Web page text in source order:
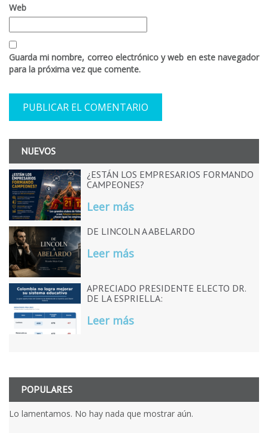
Web
Guarda mi nombre, correo electrónico y web en este navegador
para la próxima vez que comente.
NUEVOS
¿ESTÁN LOS EMPRESARIOS FORMANDO
CAMPEONES?
Leer más
DE LINCOLN A ABELARDO
Leer más
APRECIADO PRESIDENTE ELECTO DR.
DE LA ESPRIELLA:
Leer más
POPULARES
Lo lamentamos. No hay nada que mostrar aún.